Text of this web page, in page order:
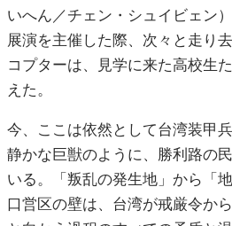
いへん／チェン・シュイビェン
展演を主催した際、次々と走り
コプターは、見学に来た高校生
えた。
今、ここは依然として台湾装甲
静かな巨獣のように、勝利路の
いる。「叛乱の発生地」から「
口営区の壁は、台湾が戒厳令か